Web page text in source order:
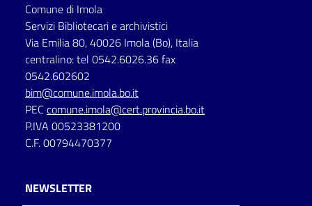
Comune di Imola
Servizi Bibliotecari e archivistici
Via Emilia 80, 40026 Imola (Bo), Italia
centralino: tel 0542.6026.36 fax
0542.602602
bim@comune.imola.bo.it
PEC comune.imola@cert.provincia.bo.it
P.IVA 00523381200
C.F. 00794470377
NEWSLETTER